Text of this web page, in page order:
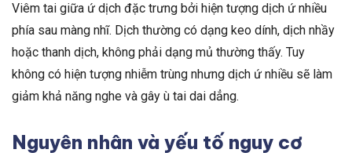
Viêm tai giữa ứ dịch đặc trưng bởi hiện tượng dịch ứ nhiều
phía sau màng nhĩ. Dịch thường có dạng keo dính, dịch nhầy
hoặc thanh dịch, không phải dạng mủ thường thấy. Tuy
không có hiện tượng nhiễm trùng nhưng dịch ứ nhiều sẽ làm
giảm khả năng nghe và gây ù tai dai dẳng.
Nguyên nhân và yếu tố nguy cơ